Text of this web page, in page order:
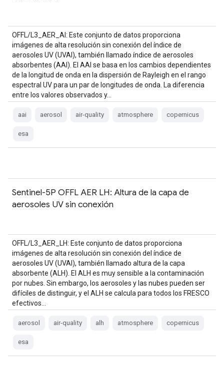
OFFL/L3_AER_AI: Este conjunto de datos proporciona
imágenes de alta resolución sin conexión del índice de
aerosoles UV (UVAI), también llamado índice de aerosoles
absorbentes (AAI). El AAI se basa en los cambios dependientes
de la longitud de onda en la dispersión de Rayleigh en el rango
espectral UV para un par de longitudes de onda. La diferencia
entre los valores observados y…
aai aerosol air-quality atmosphere copernicus
esa
Sentinel-5P OFFL AER LH: Altura de la capa de
aerosoles UV sin conexión
OFFL/L3_AER_LH: Este conjunto de datos proporciona
imágenes de alta resolución sin conexión del índice de
aerosoles UV (UVAI), también llamado altura de la capa
absorbente (ALH). El ALH es muy sensible a la contaminación
por nubes. Sin embargo, los aerosoles y las nubes pueden ser
difíciles de distinguir, y el ALH se calcula para todos los FRESCO
efectivos…
aerosol air-quality alh atmosphere copernicus
esa